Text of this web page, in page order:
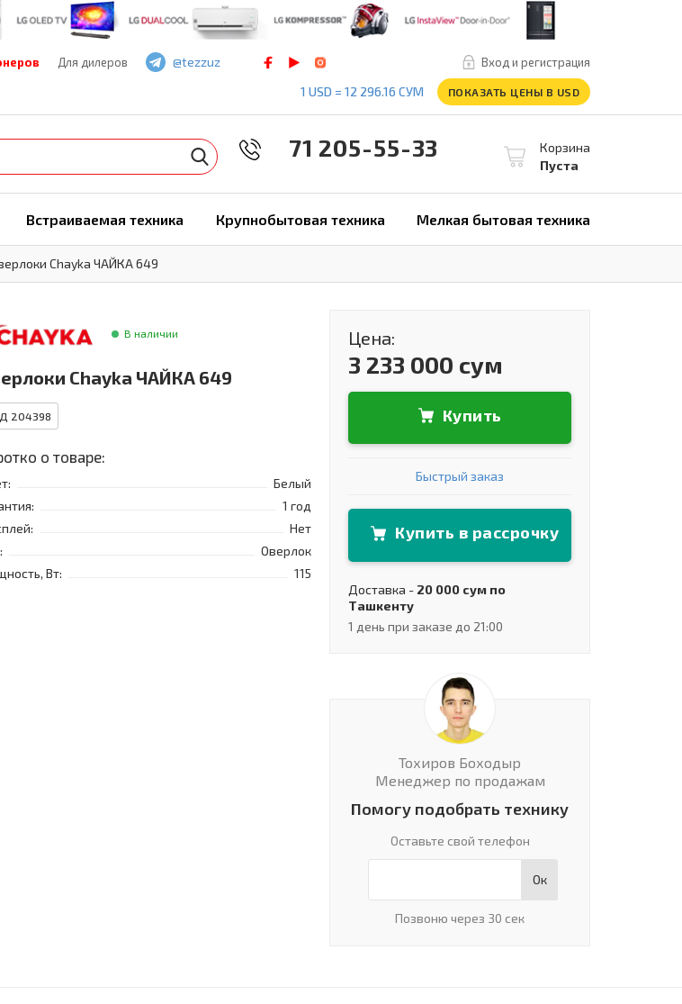
Для дилеров Вход и регистрация
@tezzuz
1 USD = 12 296.16 СУМ
ПОКАЗАТЬ ЦЕНЫ В USD
Корзина
Пуста
71 205-55-33
Встраиваемая техника Крупнобытовая техника Мелкая бытовая техника
Chayka ЧАЙКА 649
В наличии
Chayka ЧАЙКА 649
204398
о товаре:
Белый
1 год
Нет
Оверлок
Вт:
115
Цена:
3 233 000 сум
Купить
Быстрый заказ
Купить в рассрочку
Доставка - 20 000 сум по
Ташкенту
1 день при заказе до 21:00
Тохиров Боходыр
Менеджер по продажам
Помогу подобрать технику
Оставьте свой телефон
Ок
Позвоню через 30 сек